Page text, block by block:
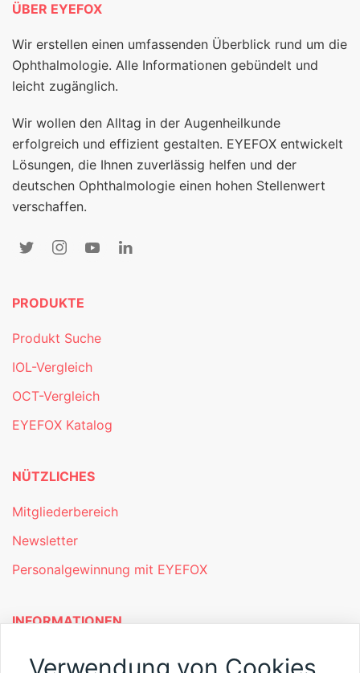
ÜBER EYEFOX
Wir erstellen einen umfassenden Überblick rund um die
Ophthalmologie. Alle Informationen gebündelt und
leicht zugänglich.
Wir wollen den Alltag in der Augenheilkunde
erfolgreich und effizient gestalten. EYEFOX entwickelt
Lösungen, die Ihnen zuverlässig helfen und der
deutschen Ophthalmologie einen hohen Stellenwert
verschaffen.
PRODUKTE
Produkt Suche
IOL-Vergleich
OCT-Vergleich
EYEFOX Katalog
NÜTZLICHES
Mitgliederbereich
Newsletter
Personalgewinnung mit EYEFOX
INFORMATIONEN
Was ist EYEFOX – Ihre Möglichkeiten